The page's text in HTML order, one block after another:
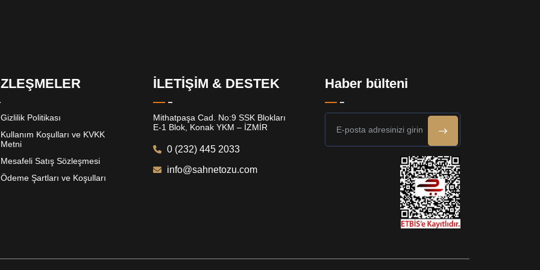
Gizlilik Politikası
Kullanım Koşulları ve KVKK
Metni
Mesafeli Satış Sözleşmesi
Ödeme Şartları ve Koşulları
İLETİŞİM & DESTEK
Mithatpaşa Cad. No:9 SSK Blokları
E-1 Blok, Konak YKM – İZMİR
0 (232) 445 2033
info@sahnetozu.com
Haber bülteni